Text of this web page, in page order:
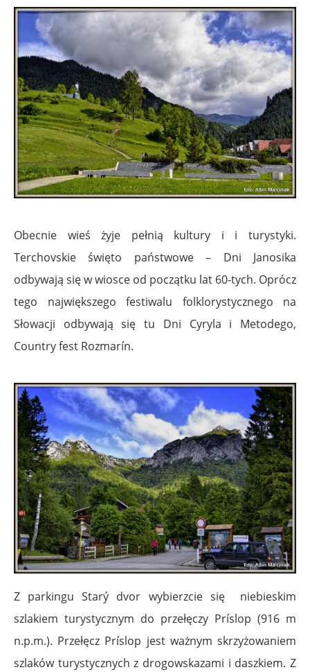
Obecnie wieś żyje pełnią kultury i i turystyki.
Terchovskie święto państwowe – Dni Janosika
odbywają się w wiosce od początku lat 60-tych. Oprócz
tego największego festiwalu folklorystycznego na
Słowacji odbywają się tu Dni Cyryla i Metodego,
Country fest Rozmarín.
Z parkingu Starý dvor wybierzcie się niebieskim
szlakiem turystycznym do przełęczy Príslop (916 m
n.p.m.). Przełęcz Príslop jest ważnym skrzyżowaniem
szlaków turystycznych z drogowskazami i daszkiem. Z